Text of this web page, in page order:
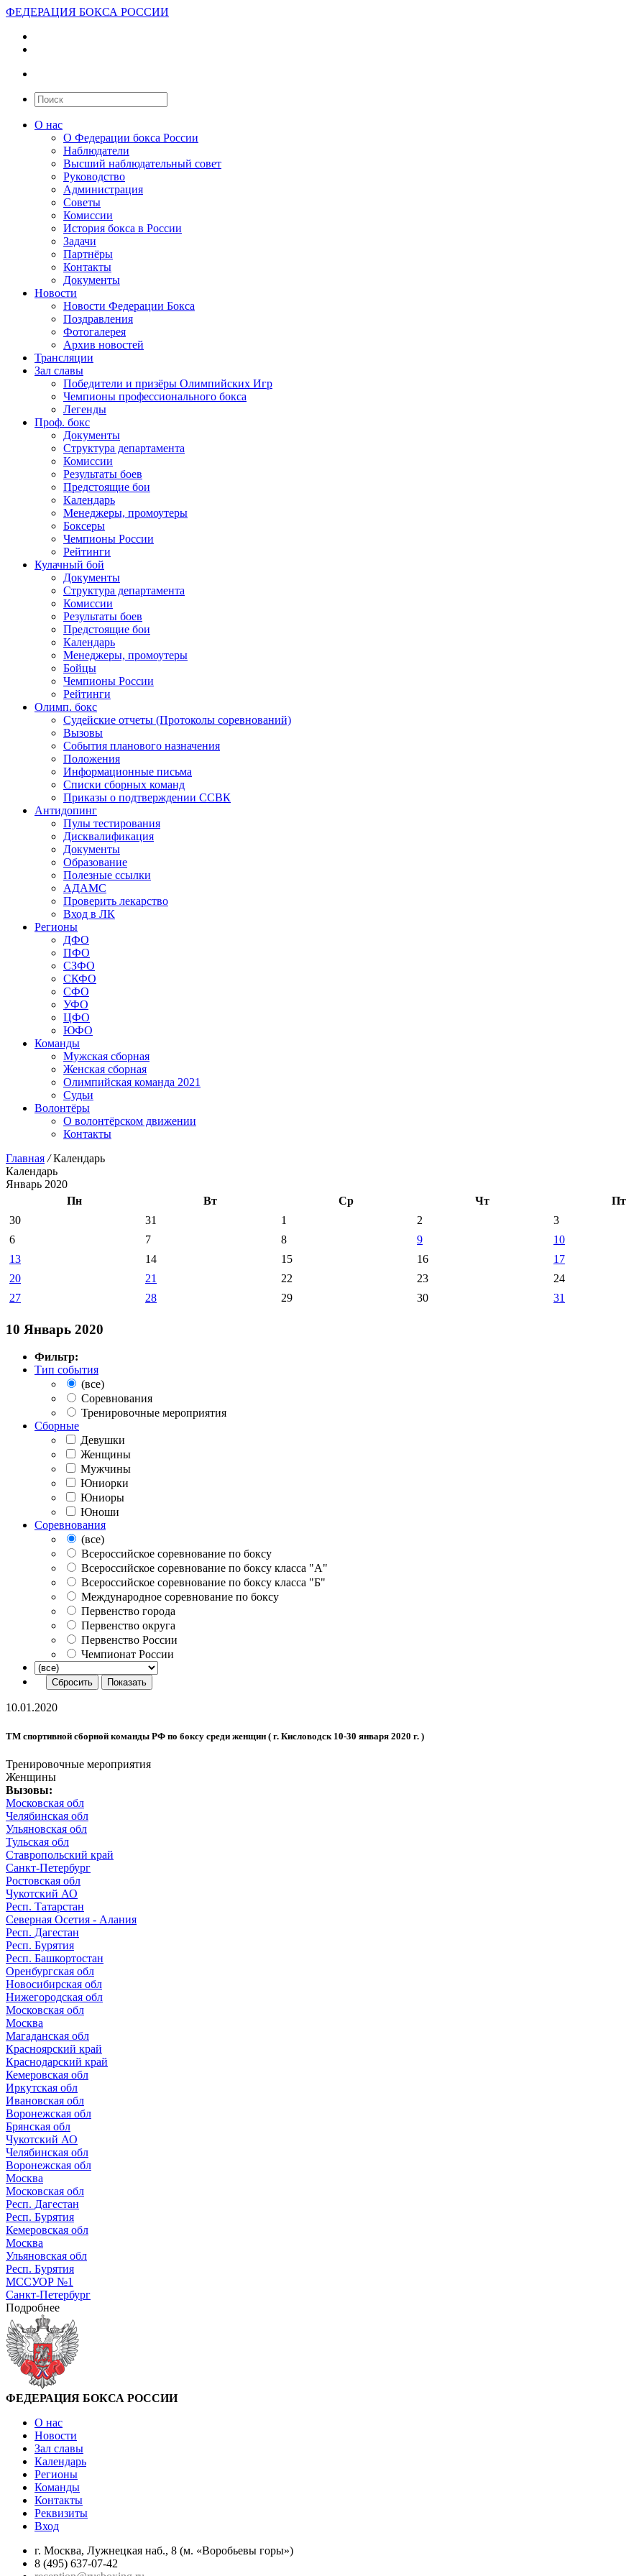
ФЕДЕРАЦИЯ БОКСА РОССИИ
О нас
О Федерации бокса России
Наблюдатели
Высший наблюдательный совет
Руководство
Администрация
Советы
Комиссии
История бокса в России
Задачи
Партнёры
Контакты
Документы
Новости
Новости Федерации Бокса
Поздравления
Фотогалерея
Архив новостей
Трансляции
Зал славы
Победители и призёры Олимпийских Игр
Чемпионы профессионального бокса
Легенды
Проф. бокс
Документы
Структура департамента
Комиссии
Результаты боев
Предстоящие бои
Календарь
Менеджеры, промоутеры
Боксеры
Чемпионы России
Рейтинги
Кулачный бой
Документы
Структура департамента
Комиссии
Результаты боев
Предстоящие бои
Календарь
Менеджеры, промоутеры
Бойцы
Чемпионы России
Рейтинги
Олимп. бокс
Судейские отчеты (Протоколы соревнований)
Вызовы
События планового назначения
Положения
Информационные письма
Списки сборных команд
Приказы о подтверждении ССВК
Антидопинг
Пулы тестирования
Дисквалификация
Документы
Образование
Полезные ссылки
АДАМС
Проверить лекарство
Вход в ЛК
Регионы
ДФО
ПФО
СЗФО
СКФО
СФО
УФО
ЦФО
ЮФО
Команды
Мужская сборная
Женская сборная
Олимпийская команда 2021
Судьи
Волонтёры
О волонтёрском движении
Контакты
Главная /Календарь
Календарь
Январь 2020
Пн
Вт Ср Чт
Пт
30
31 1 2
3
6
7 8 9
10
13
14 15 16
17
20
21 22 23
24
27
28 29 30 31
10 Январь 2020
Фильтр:
Тип события
(все)
Соревнования
Тренировочные мероприятия
Сборные
Девушки
Женщины
Мужчины
Юниорки
Юниоры
Юноши
Соревнования
(все)
Всероссийское соревнование по боксу
Всероссийское соревнование по боксу класса "А"
Всероссийское соревнование по боксу класса "Б"
Международное соревнование по боксу
Первенство города
Первенство округа
Первенство России
Чемпионат России
10.01.2020
ТМ спортивной сборной команды РФ по боксу среди женщин ( г. Кисловодск 10-30 января 2020 г. )
Тренировочные мероприятия
Женщины
Вызовы:
Московская обл
Челябинская обл
Ульяновская обл
Тульская обл
Ставропольский край
Санкт-Петербург
Ростовская обл
Чукотский АО
Респ. Татарстан
Северная Осетия - Алания
Респ. Дагестан
Респ. Бурятия
Респ. Башкортостан
Оренбургская обл
Новосибирская обл
Нижегородская обл
Московская обл
Москва
Магаданская обл
Красноярский край
Краснодарский край
Кемеровская обл
Иркутская обл
Ивановская обл
Воронежская обл
Брянская обл
Чукотский АО
Челябинская обл
Воронежская обл
Москва
Московская обл
Респ. Дагестан
Респ. Бурятия
Кемеровская обл
Москва
Ульяновская обл
Респ. Бурятия
МССУОР №1
Санкт-Петербург
Подробнее
ФЕДЕРАЦИЯ БОКСА РОССИИ
О нас
Новости
Зал славы
Календарь
Регионы
Команды
Контакты
Реквизиты
Вход
г. Москва, Лужнецкая наб., 8 (м. «Воробьевы горы»)
8 (495) 637-07-42